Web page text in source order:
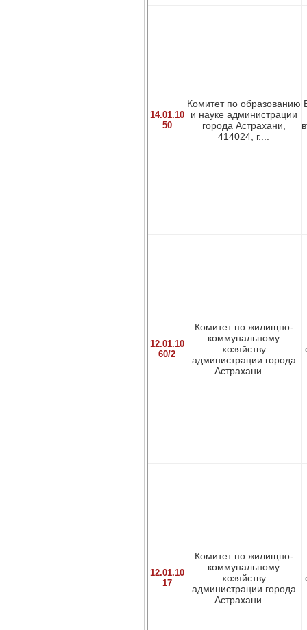
14.01.10
50
Комитет по образованию
и науке администрации
города Астрахани,
414024, г....
12.01.10
60/2
Комитет по жилищно-
коммунальному
хозяйству
администрации города
Астрахани....
12.01.10
17
Комитет по жилищно-
коммунальному
хозяйству
администрации города
Астрахани....